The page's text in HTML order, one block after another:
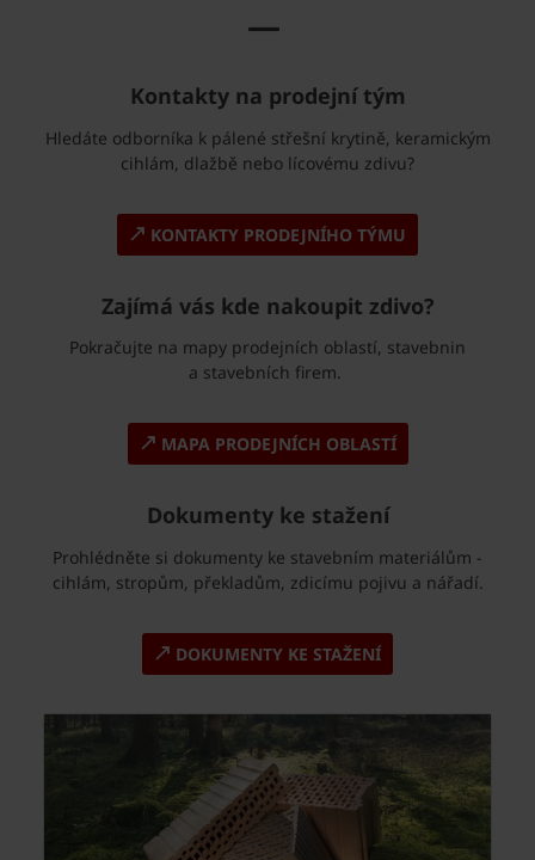
—
Kontakty na prodejní tým
Hledáte odborníka k pálené střešní krytině, keramickým
cihlám, dlažbě nebo lícovému zdivu?
KONTAKTY PRODEJNÍHO TÝMU
Zajímá vás kde nakoupit zdivo?
Pokračujte na mapy prodejních oblastí, stavebnin
a stavebních firem.
MAPA PRODEJNÍCH OBLASTÍ
Dokumenty ke stažení
Prohlédněte si dokumenty ke stavebním materiálům -
cihlám, stropům, překladům, zdicímu pojivu a nářadí.
DOKUMENTY KE STAŽENÍ